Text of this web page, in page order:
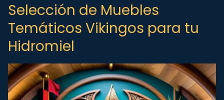
Selección de Muebles
Temáticos Vikingos para tu
Hidromiel